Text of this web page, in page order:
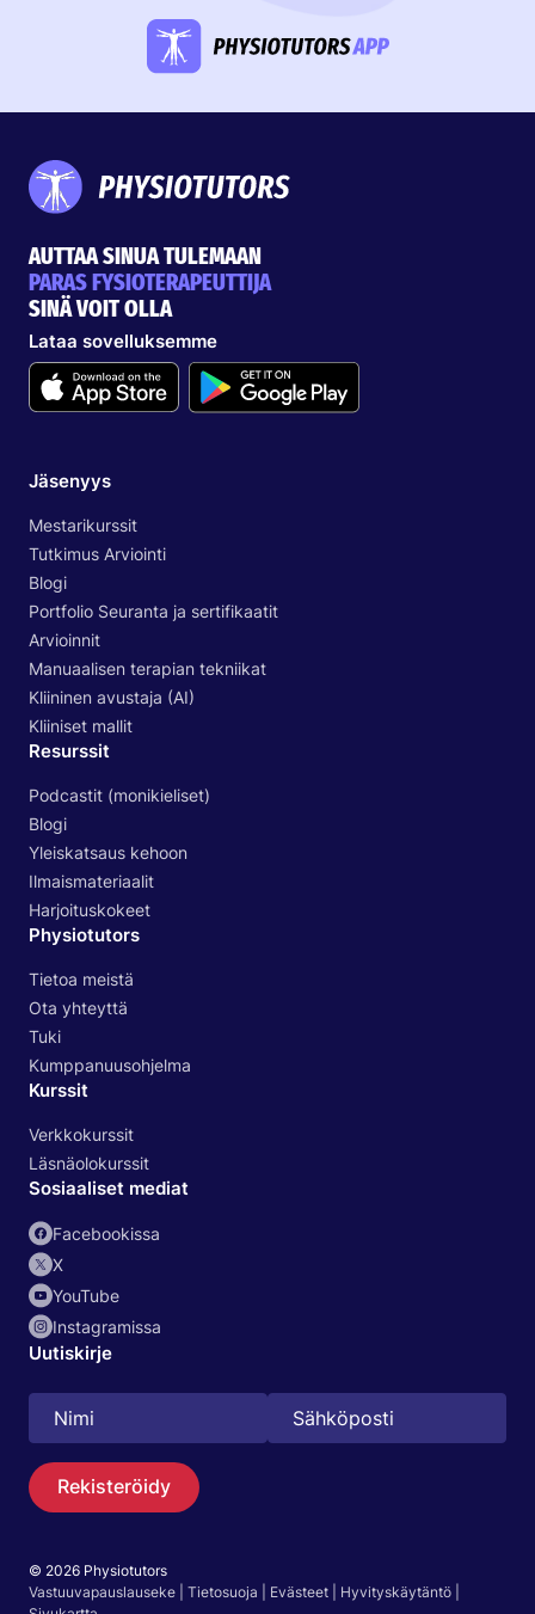
AUTTAA SINUA TULEMAAN
PARAS FYSIOTERAPEUTTIJA
SINÄ VOIT OLLA
Lataa sovelluksemme
Jäsenyys
Mestarikurssit
Tutkimus Arviointi
Blogi
Portfolio Seuranta ja sertifikaatit
Arvioinnit
Manuaalisen terapian tekniikat
Kliininen avustaja (AI)
Kliiniset mallit
Resurssit
Podcastit (monikieliset)
Blogi
Yleiskatsaus kehoon
Ilmaismateriaalit
Harjoituskokeet
Physiotutors
Tietoa meistä
Ota yhteyttä
Tuki
Kumppanuusohjelma
Kurssit
Verkkokurssit
Läsnäolokurssit
Sosiaaliset mediat
Facebookissa
X
YouTube
Instagramissa
Uutiskirje
Rekisteröidy
© 2026 Physiotutors
Vastuuvapauslauseke
Tietosuoja Evästeet Hyvityskäytäntö